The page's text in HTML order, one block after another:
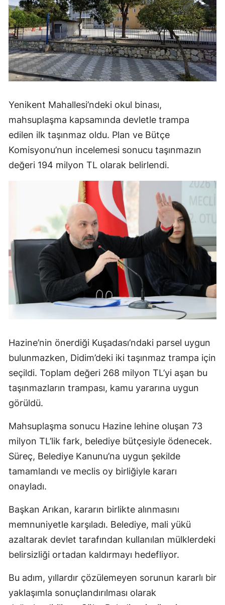
Yenikent Mahallesi’ndeki okul binası,
mahsuplaşma kapsamında devletle trampa
edilen ilk taşınmaz oldu. Plan ve Bütçe
Komisyonu’nun incelemesi sonucu taşınmazın
değeri 194 milyon TL olarak belirlendi.
Hazine’nin önerdiği Kuşadası’ndaki parsel uygun
bulunmazken, Didim’deki iki taşınmaz trampa için
seçildi. Toplam değeri 268 milyon TL’yi aşan bu
taşınmazların trampası, kamu yararına uygun
görüldü.
Mahsuplaşma sonucu Hazine lehine oluşan 73
milyon TL’lik fark, belediye bütçesiyle ödenecek.
Süreç, Belediye Kanunu’na uygun şekilde
tamamlandı ve meclis oy birliğiyle kararı
onayladı.
Başkan Arıkan, kararın birlikte alınmasını
memnuniyetle karşıladı. Belediye, mali yükü
azaltarak devlet tarafından kullanılan mülklerdeki
belirsizliği ortadan kaldırmayı hedefliyor.
Bu adım, yıllardır çözülemeyen sorunun kararlı bir
yaklaşımla sonuçlandırılması olarak